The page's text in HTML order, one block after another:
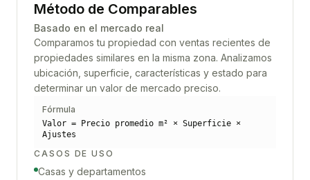
Método de Comparables
Basado en el mercado real
Comparamos tu propiedad con ventas recientes de
propiedades similares en la misma zona. Analizamos
ubicación, superficie, características y estado para
determinar un valor de mercado preciso.
Fórmula
Valor = Precio promedio m² × Superficie ×
Ajustes
CASOS DE USO
Casas y departamentos